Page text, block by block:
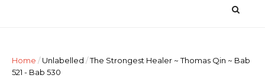
Home /Unlabelled /The Strongest Healer ~ Thomas Qin ~ Bab
521 - Bab 530